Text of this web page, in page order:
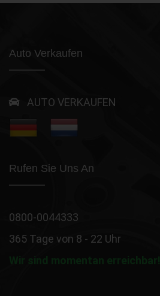
Auto Verkaufen
AUTO VERKAUFEN
Rufen Sie Uns An
0800-0044333
365 Tage von 8 - 22 Uhr
Wir sind momentan erreichbar!